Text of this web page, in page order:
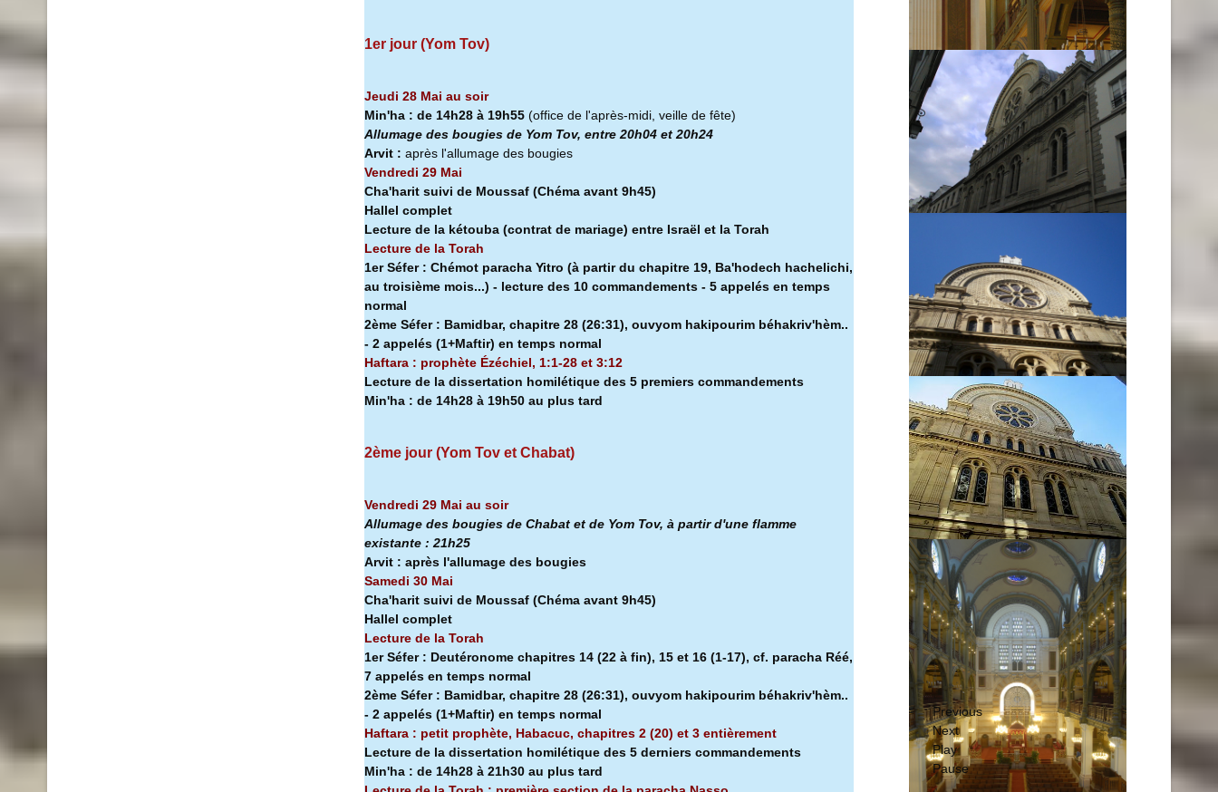
1er jour (Yom Tov)
Jeudi 28 Mai au soir
Min'ha : de 14h28 à 19h55 (office de l'après-midi, veille de fête)
Allumage des bougies de Yom Tov, entre 20h04 et 20h24
Arvit : après l'allumage des bougies
Vendredi 29 Mai
Cha'harit suivi de Moussaf (Chéma avant 9h45)
Hallel complet
Lecture de la kétouba (contrat de mariage) entre Israël et la Torah
Lecture de la Torah
1er Séfer : Chémot paracha Yitro (à partir du chapitre 19, Ba'hodech hachelichi,
au troisième mois...) - lecture des 10 commandements - 5 appelés en temps
normal
2ème Séfer : Bamidbar, chapitre 28 (26:31), ouvyom hakipourim béhakriv'hèm..
- 2 appelés (1+Maftir) en temps normal
Haftara : prophète Ézéchiel, 1:1-28 et 3:12
Lecture de la dissertation homilétique des 5 premiers commandements
Min'ha : de 14h28 à 19h50 au plus tard
2ème jour (Yom Tov et Chabat)
Vendredi 29 Mai au soir
Allumage des bougies de Chabat et de Yom Tov, à partir d'une flamme
existante :21h25
Arvit : après l'allumage des bougies
Samedi 30 Mai
Cha'harit suivi de Moussaf (Chéma avant 9h45)
Hallel complet
Lecture de la Torah
1er Séfer : Deutéronome chapitres 14 (22 à fin), 15 et 16 (1-17), cf. paracha Réé,
7 appelés en temps normal
2ème Séfer : Bamidbar, chapitre 28 (26:31), ouvyom hakipourim béhakriv'hèm..
- 2 appelés (1+Maftir) en temps normal
Haftara : petit prophète, Habacuc, chapitres 2 (20) et 3 entièrement
Lecture de la dissertation homilétique des 5 derniers commandements
Min'ha : de 14h28 à 21h30 au plus tard